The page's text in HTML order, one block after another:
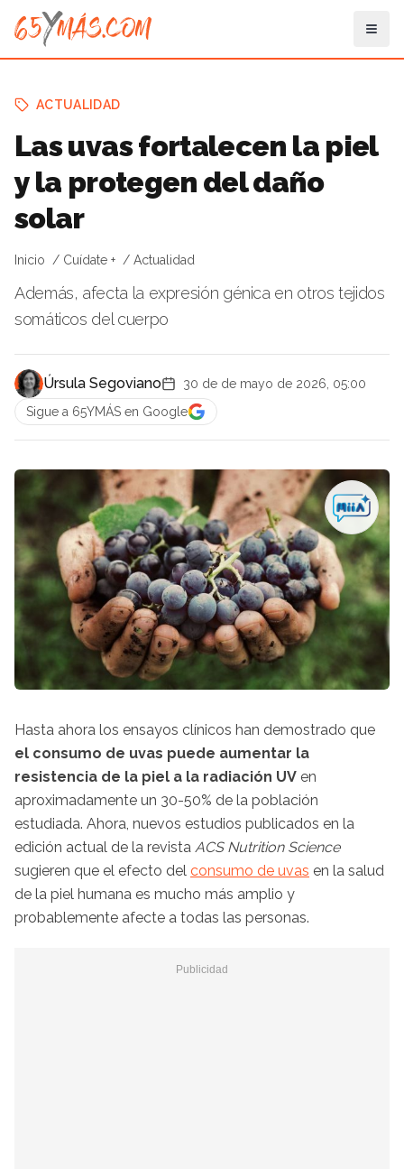
ACTUALIDAD
Las uvas fortalecen la piel
y la protegen del daño
solar
Inicio Cuídate + Actualidad
Además, afecta la expresión génica en otros tejidos
somáticos del cuerpo
Úrsula Segoviano
30 de de mayo de 2026, 05:00
Sigue a 65YMÁS en Google
Hasta ahora los ensayos clínicos han demostrado que
el consumo de uvas puede aumentar la
resistencia de la piel a la radiación UV en
aproximadamente un 30-50% de la población
estudiada. Ahora, nuevos estudios publicados en la
edición actual de la revista ACS Nutrition Science
sugieren que el efecto del consumo de uvas en la salud
de la piel humana es mucho más amplio y
probablemente afecte a todas las personas.